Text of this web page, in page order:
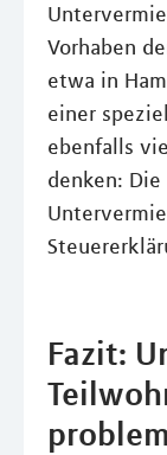
Vorhaben
etwa in
einer
ebenfalls
denken:
Fazit: